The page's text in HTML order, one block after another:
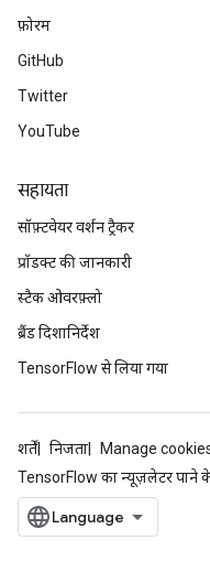
फ़ोरम
GitHub
Twitter
YouTube
सहायता
सॉफ़्टवेयर वर्शन ट्रैकर
प्रॉडक्ट की जानकारी
स्टैक ओवरफ़्लो
ब्रैंड दिशानिर्देश
TensorFlow से लिया गया
शर्तें निजता
Manage
TensorFlow का न्यूज़लेटर पाने